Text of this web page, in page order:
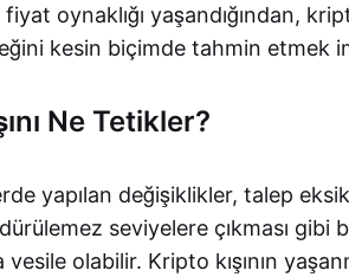
fiyat oynaklığı yaşandığından,
kesin biçimde tahmin etmek
Ne Tetikler?
yapılan değişiklikler, talep
seviyelere çıkması gibi
vesile olabilir. Kripto kışının